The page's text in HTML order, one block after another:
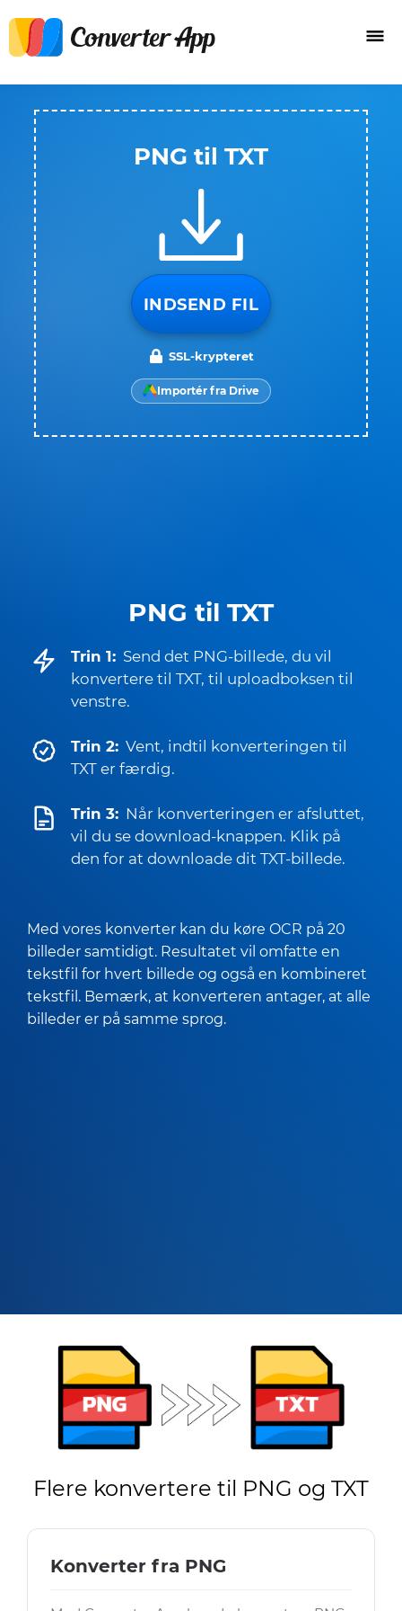
PNG til TXT
Trin 1: Send det PNG-billede, du vil
konvertere til TXT, til uploadboksen til
venstre.
Trin 2: Vent, indtil konverteringen til
TXT er færdig.
Trin 3: Når konverteringen er afsluttet,
vil du se download-knappen. Klik på
den for at downloade dit TXT-billede.
Med vores konverter kan du køre OCR på 20
billeder samtidigt. Resultatet vil omfatte en
tekstfil for hvert billede og også en kombineret
tekstfil. Bemærk, at konverteren antager, at alle
billeder er på samme sprog.
PNG til TXT
INDSEND FIL
SSL-krypteret
Importér fra Drive
Flere konvertere til PNG og TXT
Konverter fra PNG